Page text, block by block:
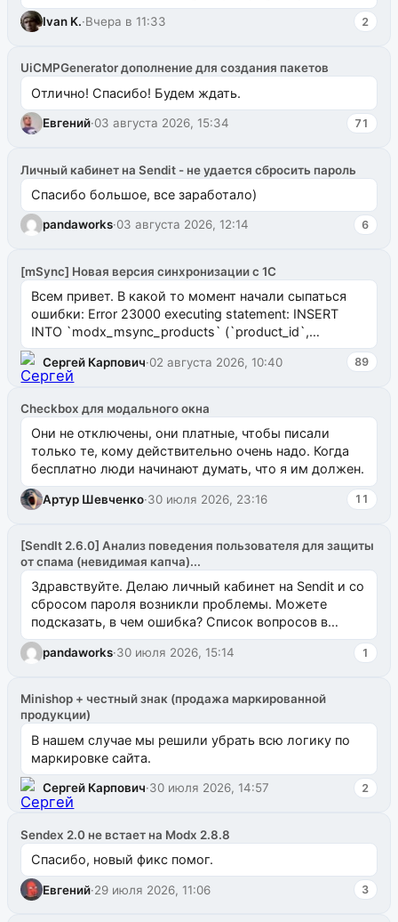
ms2galleryphp
Ivan K.·Вчера в 11:33 2
UiCMPGenerator дополнение для создания пакетов
Отлично! Спасибо! Будем ждать.
Евгений·03 августа 2026, 15:34 71
Личный кабинет на Sendit - не удается сбросить пароль
Спасибо большое, все заработало)
pandaworks·03 августа 2026, 12:14 6
[mSync] Новая версия синхронизации с 1С
Всем привет. В какой то момент начали сыпаться
ошибки: Error 23000 executing statement: INSERT
INTO `modx_msync_products` (`product_id`,
`uuid_1c`) VALUES ...
Сергей Карпович·02 августа 2026, 10:40 89
Checkbox для модального окна
Они не отключены, они платные, чтобы писали
только те, кому действительно очень надо. Когда
бесплатно люди начинают думать, что я им должен.
Артур Шевченко·30 июля 2026, 23:16 11
[SendIt 2.6.0] Анализ поведения пользователя для защиты
от спама (невидимая капча)...
Здравствуйте. Делаю личный кабинет на Sendit и со
сбросом пароля возникли проблемы. Можете
подсказать, в чем ошибка? Список вопросов в
одноименном разделе на modx.pro пока пуст, и,...
pandaworks·30 июля 2026, 15:14 1
Minishop + честный знак (продажа маркированной
продукции)
В нашем случае мы решили убрать всю логику по
маркировке сайта.
Сергей Карпович·30 июля 2026, 14:57 2
Sendex 2.0 не встает на Modx 2.8.8
Спасибо, новый фикс помог.
Евгений·29 июля 2026, 11:06 3